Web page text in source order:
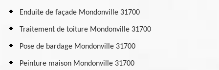
Enduite de façade Mondonville 31700
Traitement de toiture Mondonville 31700
Pose de bardage Mondonville 31700
Peinture maison Mondonville 31700